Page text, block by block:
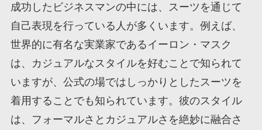
成功したビジネスマンの中には、スーツを通じて
自己表現を行っている人が多くいます。例えば、
世界的に有名な実業家であるイーロン・マスク
は、カジュアルなスタイルを好むことで知られて
いますが、公式の場ではしっかりとしたスーツを
着用することでも知られています。彼のスタイル
は、フォーマルさとカジュアルさを絶妙に融合さ